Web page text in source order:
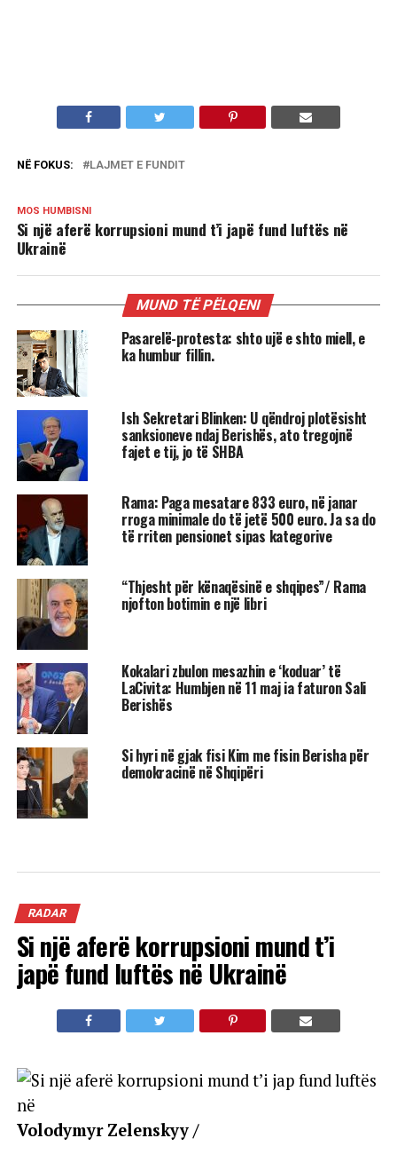
NË FOKUS: LAJMET E FUNDIT
MOS HUMBISNI
Si një aferë korrupsioni mund t’i japë fund luftës në
Ukrainë
MUND TË PËLQENI
Pasarelë-protesta: shto ujë e shto miell, e
ka humbur fillin.
Ish Sekretari Blinken: U qëndroj plotësisht
sanksioneve ndaj Berishës, ato tregojnë
fajet e tij, jo të SHBA
Rama: Paga mesatare 833 euro, në janar
rroga minimale do të jetë 500 euro. Ja sa do
të rriten pensionet sipas kategorive
“Thjesht për kënaqësinë e shqipes”/ Rama
njofton botimin e një libri
Kokalari zbulon mesazhin e ‘koduar’ të
LaCivita: Humbjen në 11 maj ia faturon Sali
Berishës
Si hyri në gjak fisi Kim me fisin Berisha për
demokracinë në Shqipëri
RADAR
Si një aferë korrupsioni mund t’i
japë fund luftës në Ukrainë
Volodymyr Zelenskyy /